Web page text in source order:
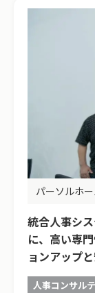
パーソルホ
統合人事シ
に、高い専
ョンアップ
人事コンサル